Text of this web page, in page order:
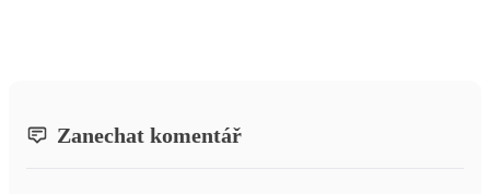
Zanechat komentář